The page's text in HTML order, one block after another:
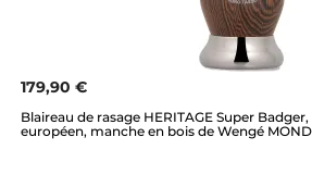
179,90 €
Blaireau de rasage HERITAGE Super
européen, manche en bois de Wengé